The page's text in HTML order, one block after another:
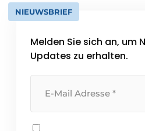
NIEUWSBRIEF
Melden Sie sich an, um
Updates zu erhalten.